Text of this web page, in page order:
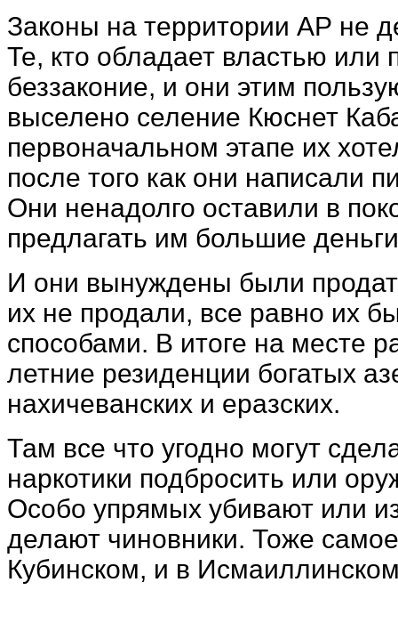
Законы на территории АР не
Те, кто обладает властью или
беззаконие, и они этим
выселено селение Кюснет
первоначальном этапе их
после того как они написали
Они ненадолго оставили в
предлагать им большие
И они вынуждены были
их не продали, все равно их
способами. В итоге на месте
летние резиденции богатых
нахичеванских и еразских.
Там все что угодно могут
наркотики подбросить или
Особо упрямых убивают или
делают чиновники. Тоже
Кубинском, и в